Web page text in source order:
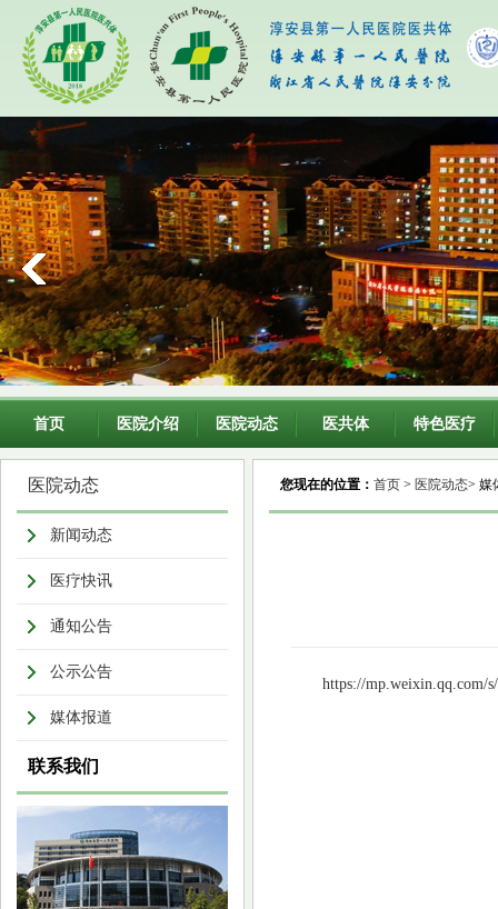
首页 医院介绍 医院动态 医共体 特色医疗
医院动态
新闻动态
医疗快讯
通知公告
公示公告
媒体报道
联系我们
您现在的位置： 首页 > 医院动态> 媒
https://mp.weixin.qq.com/